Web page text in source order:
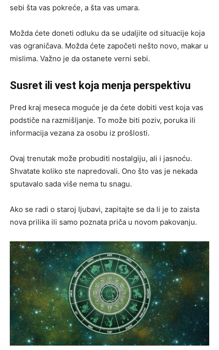
sebi šta vas pokreće, a šta vas umara.
Možda ćete doneti odluku da se udaljite od situacije koja
vas ograničava. Možda ćete započeti nešto novo, makar u
mislima. Važno je da ostanete verni sebi.
Susret ili vest koja menja perspektivu
Pred kraj meseca moguće je da ćete dobiti vest koja vas
podstiče na razmišljanje. To može biti poziv, poruka ili
informacija vezana za osobu iz prošlosti.
Ovaj trenutak može probuditi nostalgiju, ali i jasnoću.
Shvatate koliko ste napredovali. Ono što vas je nekada
sputavalo sada više nema tu snagu.
Ako se radi o staroj ljubavi, zapitajte se da li je to zaista
nova prilika ili samo poznata priča u novom pakovanju.